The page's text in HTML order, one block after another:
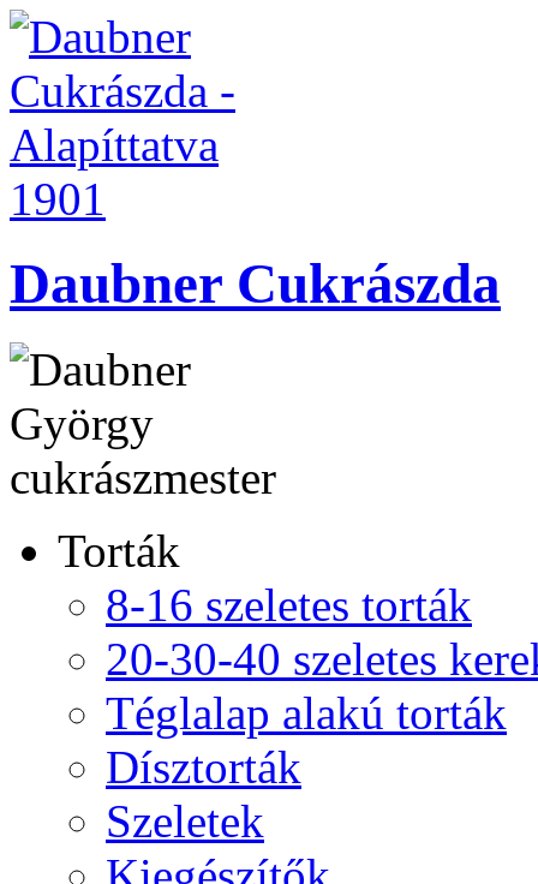
Daubner Cukrászda
Torták
8-16 szeletes torták
20-30-40 szeletes
Téglalap alakú torták
Dísztorták
Szeletek